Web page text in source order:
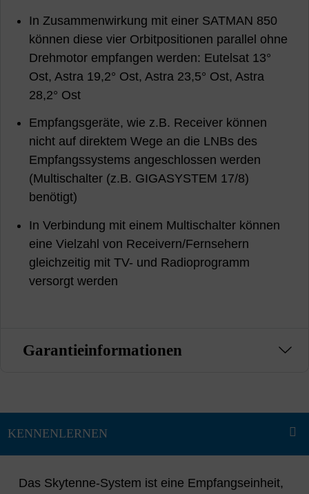
In Zusammenwirkung mit einer SATMAN 850
können diese vier Orbitpositionen parallel ohne
Drehmotor empfangen werden: Eutelsat 13°
Ost, Astra 19,2° Ost, Astra 23,5° Ost, Astra
28,2° Ost
Empfangsgeräte, wie z.B. Receiver können
nicht auf direktem Wege an die LNBs des
Empfangssystems angeschlossen werden
(Multischalter (z.B. GIGASYSTEM 17/8)
benötigt)
In Verbindung mit einem Multischalter können
eine Vielzahl von Receivern/Fernsehern
gleichzeitig mit TV- und Radioprogramm
versorgt werden
Garantieinformationen
Das Skytenne-System ist eine Empfangseinheit,